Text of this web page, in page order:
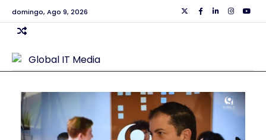
Skip
to
content
domingo, Ago 9, 2026 TwiiterFacebook
Linkedin